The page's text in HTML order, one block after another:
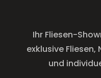
Ihr Fliesen-
exklusive
und